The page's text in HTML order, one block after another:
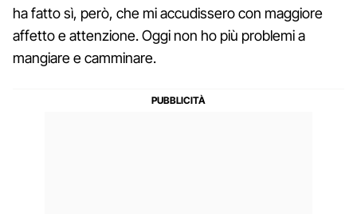
ha fatto sì, però, che mi accudissero con maggiore
affetto e attenzione. Oggi non ho più problemi a
mangiare e camminare.